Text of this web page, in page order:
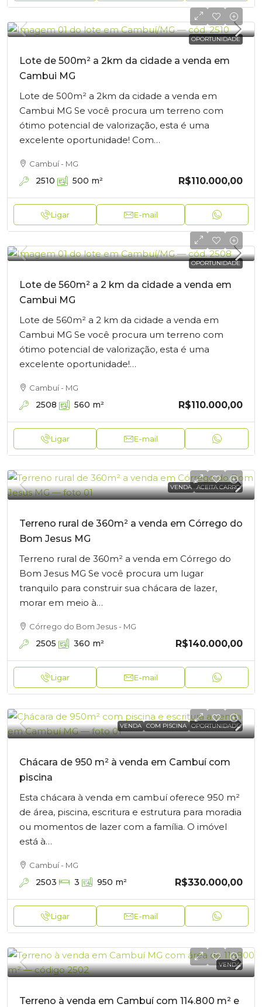
OPORTUNIDADE
Lote de 500m² a 2km da cidade a venda em
Cambui MG
Lote de 500m² a 2km da cidade a venda em
Cambui MG Se você procura um terreno com
ótimo potencial de valorização, esta é uma
excelente oportunidade! Com…
Cambuí - MG
2510 500 m² R$110.000,00
Ligar E-mail
OPORTUNIDADE
Lote de 560m² a 2 km da cidade a venda em
Cambui MG
Lote de 560m² a 2 km da cidade a venda em
Cambui MG Se você procura um terreno com
ótimo potencial de valorização, esta é uma
excelente oportunidade!…
Cambuí - MG
2508 560 m² R$110.000,00
Ligar E-mail
VENDA ACEITA CARRO
Terreno rural de 360m² a venda em Córrego do
Bom Jesus MG
Terreno rural de 360m² a venda em Córrego do
Bom Jesus MG Se você procura um lugar
tranquilo para construir sua chácara de lazer,
morar em meio à…
Córrego do Bom Jesus - MG
2505 360 m² R$140.000,00
Ligar E-mail
VENDA COM PISCINA OPORTUNIDADE
Chácara de 950 m² à venda em Cambuí com
piscina
Esta chácara à venda em cambuí oferece 950 m²
de área, piscina, escritura e estrutura para moradia
ou momentos de lazer com a família. O imóvel
está à…
Cambuí - MG
2503 3 950 m² R$330.000,00
Ligar E-mail
VENDA
Terreno à venda em Cambuí com 114.800 m² e